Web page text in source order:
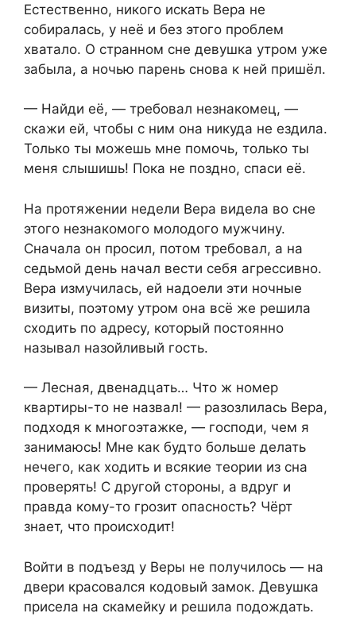
Естественно, никого искать Вера не
собиралась, у неё и без этого проблем
хватало. О странном сне девушка утром уже
забыла, а ночью парень снова к ней пришёл.
— Найди её, — требовал незнакомец, —
скажи ей, чтобы с ним она никуда не ездила.
Только ты можешь мне помочь, только ты
меня слышишь! Пока не поздно, спаси её.
На протяжении недели Вера видела во сне
этого незнакомого молодого мужчину.
Сначала он просил, потом требовал, а на
седьмой день начал вести себя агрессивно.
Вера измучилась, ей надоели эти ночные
визиты, поэтому утром она всё же решила
сходить по адресу, который постоянно
называл назойливый гость.
— Лесная, двенадцать… Что ж номер
квартиры-то не назвал! — разозлилась Вера,
подходя к многоэтажке, — господи, чем я
занимаюсь! Мне как будто больше делать
нечего, как ходить и всякие теории из сна
проверять! С другой стороны, а вдруг и
правда кому-то грозит опасность? Чёрт
знает, что происходит!
Войти в подъезд у Веры не получилось — на
двери красовался кодовый замок. Девушка
присела на скамейку и решила подождать.